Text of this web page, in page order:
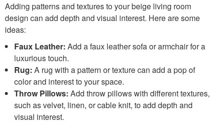
Adding patterns and textures to your beige living room
design can add depth and visual interest. Here are some
ideas:
Faux Leather: Add a faux leather sofa or armchair for a
luxurious touch.
Rug: A rug with a pattern or texture can add a pop of
color and interest to your space.
Throw Pillows: Add throw pillows with different textures,
such as velvet, linen, or cable knit, to add depth and
visual interest.